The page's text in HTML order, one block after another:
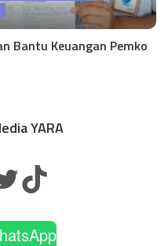
Bantu Keuangan Pemko
YARA